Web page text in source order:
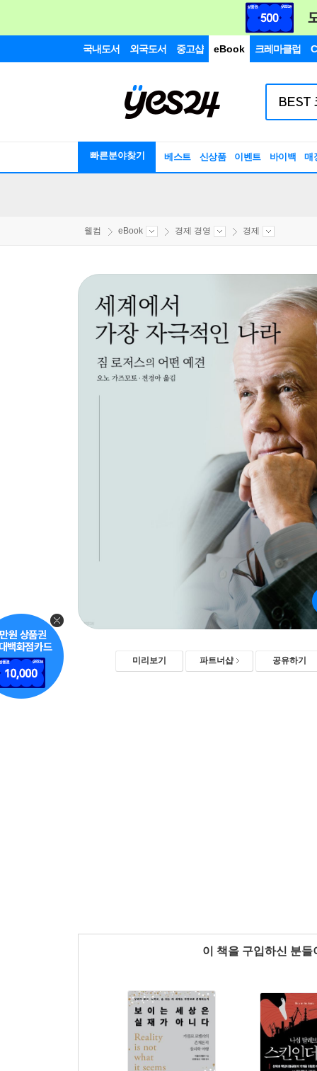
국내도서 외국도서 중고샵 eBook 크레마클럽
빠른분야찾기 베스트 신상품 이벤트 바이백 매
웰컴 eBook 경제 경영 경제
미리보기 파트너샵 공유하기
이 책을 구입하신 분